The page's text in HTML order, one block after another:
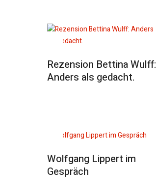
Rezension Bettina Wulff:
Anders als gedacht.
Wolfgang Lippert im
Gespräch